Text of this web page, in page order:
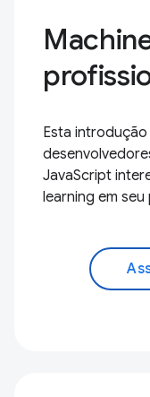
Esta
JavaScript
learning em